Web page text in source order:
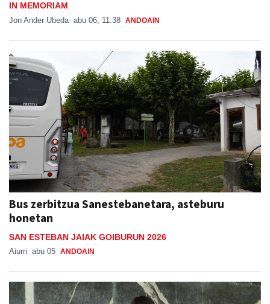
IN MEMORIAM
Jon Ander Ubeda abu 06, 11:38 ANDOAIN
Bus zerbitzua Sanestebanetara, asteburu
honetan
SAN ESTEBAN JAIAK GOIBURUN 2026
Aiurri abu 05 ANDOAIN